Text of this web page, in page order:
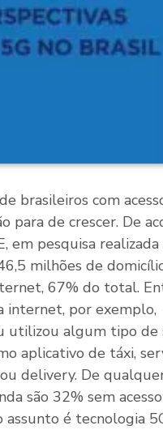
brasileiros com
para de crescer. De
em pesquisa
milhões de
67% do total.
internet, por
utilizou algum tipo de
aplicativo de táxi,
delivery. De
são 32% sem
assunto é tecnologia